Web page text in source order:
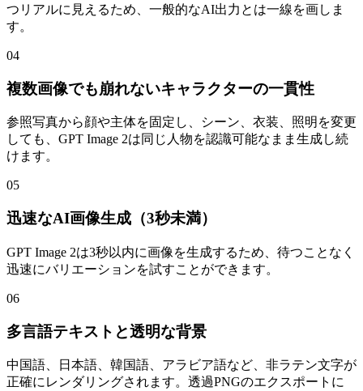
つリアルに見えるため、一般的なAI出力とは一線を画しま
す。
04
複数画像でも崩れないキャラクターの一貫性
参照写真から顔や主体を固定し、シーン、衣装、照明を変更
しても、GPT Image 2は同じ人物を認識可能なまま生成し続
けます。
05
迅速なAI画像生成（3秒未満）
GPT Image 2は3秒以内に画像を生成するため、待つことなく
迅速にバリエーションを試すことができます。
06
多言語テキストと透明な背景
中国語、日本語、韓国語、アラビア語など、非ラテン文字が
正確にレンダリングされます。透過PNGのエクスポートに